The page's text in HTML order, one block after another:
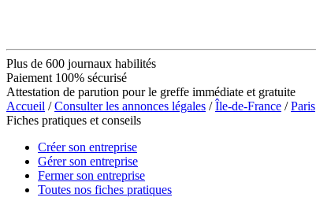
Plus de 600 journaux habilités
Paiement 100% sécurisé
Attestation de parution pour le greffe immédiate et gratuite
Accueil /Consulter les annonces légales /Île-de-France /Paris
Fiches pratiques et conseils
Créer son entreprise
Gérer son entreprise
Fermer son entreprise
Toutes nos fiches pratiques